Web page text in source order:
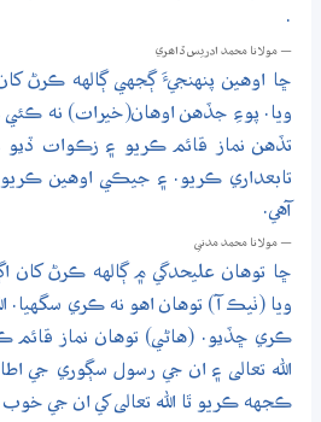
.
— مولانا محمد ادريس ڏاھري
ڇا اوهين پنهنجيءَ ڳجهي ڳالهه ڪرڻ
ويا. پوءِ جڏهن اوهان(خيرات) نه ڪئي
تڏهن نماز قائم ڪريو ۽ زڪوات
تابعداري ڪريو. ۽ جيڪي اوهين ڪريو
آهي.
— مولانا محمد مدني
ڇا توهان عليحدگي ۾ ڳالهه ڪرڻ
ويا (ٺيڪ آ) توهان اهو نه ڪري سگهيا.
ڪري ڇڏيو. (هاڻي) توهان نماز قائم
الله تعالى ۽ ان جي رسول سڳوري جي
ڪجهه ڪريو ٿا الله تعالى کي ان جي